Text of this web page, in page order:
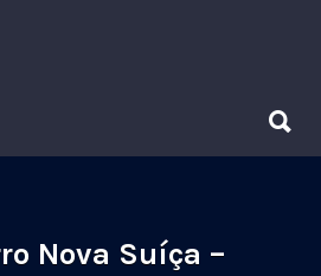
Nova Suíça –